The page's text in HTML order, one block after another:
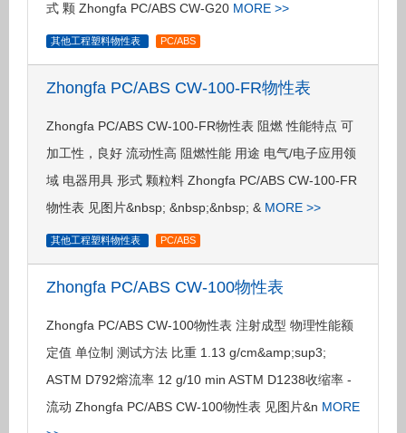
式 颗 Zhongfa PC/ABS CW-G20 MORE >>
其他工程塑料物性表 PC/ABS
Zhongfa PC/ABS CW-100-FR物性表
Zhongfa PC/ABS CW-100-FR物性表 阻燃 性能特点 可
加工性，良好 流动性高 阻燃性能 用途 电气/电子应用领
域 电器用具 形式 颗粒料 Zhongfa PC/ABS CW-100-FR
物性表 见图片&nbsp; &nbsp;&nbsp; & MORE >>
其他工程塑料物性表 PC/ABS
Zhongfa PC/ABS CW-100物性表
Zhongfa PC/ABS CW-100物性表 注射成型 物理性能额
定值 单位制 测试方法 比重 1.13 g/cm&amp;sup3;
ASTM D792熔流率 12 g/10 min ASTM D1238收缩率 -
流动 Zhongfa PC/ABS CW-100物性表 见图片&n MORE